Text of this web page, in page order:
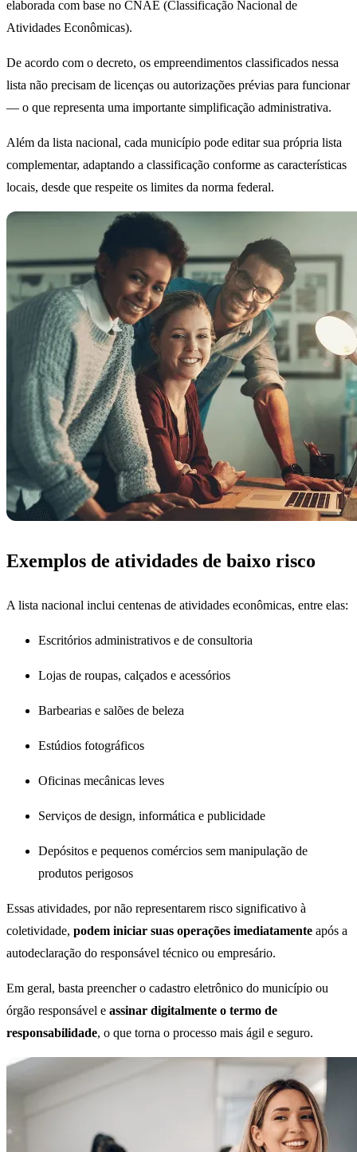
elaborada com base no CNAE (Classificação Nacional de
Atividades Econômicas).
De acordo com o decreto, os empreendimentos classificados nessa
lista não precisam de licenças ou autorizações prévias para funcionar
— o que representa uma importante simplificação administrativa.
Além da lista nacional, cada município pode editar sua própria lista
complementar, adaptando a classificação conforme as características
locais, desde que respeite os limites da norma federal.
Exemplos de atividades de baixo risco
A lista nacional inclui centenas de atividades econômicas, entre elas:
Escritórios administrativos e de consultoria
Lojas de roupas, calçados e acessórios
Barbearias e salões de beleza
Estúdios fotográficos
Oficinas mecânicas leves
Serviços de design, informática e publicidade
Depósitos e pequenos comércios sem manipulação de
produtos perigosos
Essas atividades, por não representarem risco significativo à
coletividade, podem iniciar suas operações imediatamente após a
autodeclaração do responsável técnico ou empresário.
Em geral, basta preencher o cadastro eletrônico do município ou
órgão responsável e assinar digitalmente o termo de
responsabilidade, o que torna o processo mais ágil e seguro.